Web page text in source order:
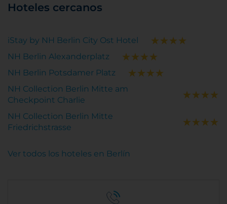
Hoteles cercanos
iStay by NH Berlin City Ost Hotel
NH Berlin Alexanderplatz
NH Berlin Potsdamer Platz
NH Collection Berlin Mitte am
Checkpoint Charlie
NH Collection Berlin Mitte
Friedrichstrasse
Ver todos los hoteles en Berlín